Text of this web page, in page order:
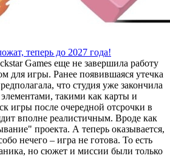
теперь до 2027 года!
Games еще не завершила работу
для игры. Ранее появившаяся утечка
что студия уже закончила
такими как карты и
игры после очередной отсрочки в
вполне реалистичным. Вроде как
проекта. А теперь оказывается,
нечего – игра не готова. То есть
но сюжет и миссии были только